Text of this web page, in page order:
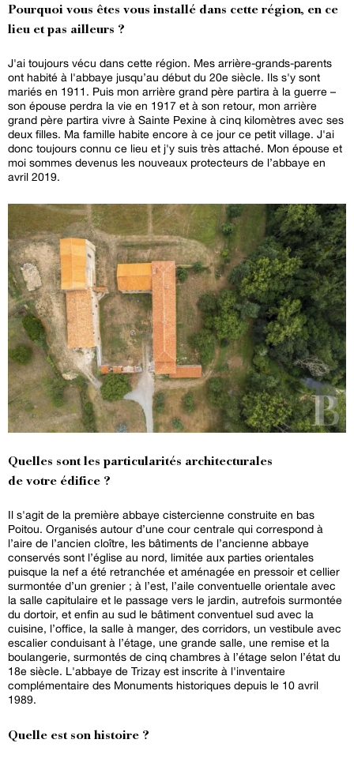
Pourquoi vous êtes vous installé dans cette région, en ce
lieu et pas ailleurs ?
J'ai toujours vécu dans cette région. Mes arrière-grands-parents
ont habité à l'abbaye jusqu’au début du 20e siècle. Ils s'y sont
mariés en 1911. Puis mon arrière grand père partira à la guerre –
son épouse perdra la vie en 1917 et à son retour, mon arrière
grand père partira vivre à Sainte Pexine à cinq kilomètres avec ses
deux filles. Ma famille habite encore à ce jour ce petit village. J'ai
donc toujours connu ce lieu et j'y suis très attaché. Mon épouse et
moi sommes devenus les nouveaux protecteurs de l’abbaye en
avril 2019.
Quelles sont les particularités architecturales
de votre édifice ?
Il s'agit de la première abbaye cistercienne construite en bas
Poitou. Organisés autour d’une cour centrale qui correspond à
l’aire de l’ancien cloître, les bâtiments de l’ancienne abbaye
conservés sont l’église au nord, limitée aux parties orientales
puisque la nef a été retranchée et aménagée en pressoir et cellier
surmontée d’un grenier ; à l’est, l’aile conventuelle orientale avec
la salle capitulaire et le passage vers le jardin, autrefois surmontée
du dortoir, et enfin au sud le bâtiment conventuel sud avec la
cuisine, l’office, la salle à manger, des corridors, un vestibule avec
escalier conduisant à l’étage, une grande salle, une remise et la
boulangerie, surmontés de cinq chambres à l’étage selon l’état du
18e siècle. L'abbaye de Trizay est inscrite à l'inventaire
complémentaire des Monuments historiques depuis le 10 avril
1989.
Quelle est son histoire ?